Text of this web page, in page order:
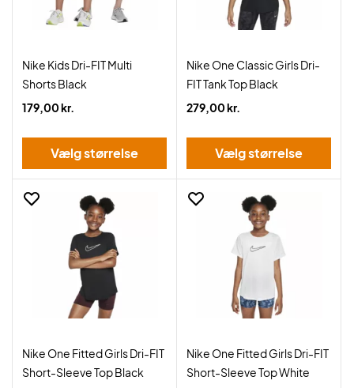
Nike Kids Dri-FIT Multi
Shorts Black
179,00 kr.
Vælg størrelse
Nike One Classic Girls Dri-
FIT Tank Top Black
279,00 kr.
Vælg størrelse
Nike One Fitted Girls Dri-FIT
Short-Sleeve Top Black
Nike One Fitted Girls Dri-FIT
Short-Sleeve Top White